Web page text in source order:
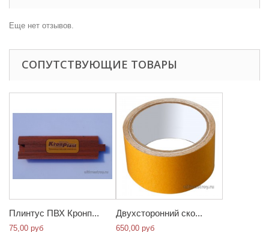
Еще нет отзывов.
СОПУТСТВУЮЩИЕ ТОВАРЫ
Плинтус ПВХ Кронп...
75,00 руб
Двухсторонний ско...
650,00 руб